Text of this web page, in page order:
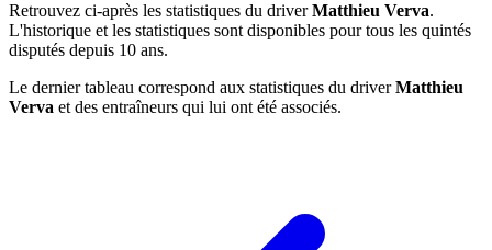
Retrouvez ci-après les statistiques du driverMatthieu Verva.
L'historique et les statistiques sont disponibles pour tous les quintés
disputés depuis 10 ans.
Le dernier tableau correspond aux statistiques du driverMatthieu
Verva et des entraîneurs qui lui ont été associés.